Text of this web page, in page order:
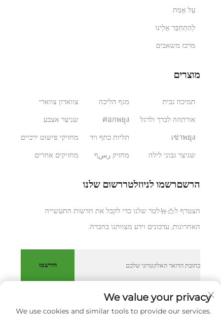
עַל אָמַת
לְהִתְחַבֵּר אֵלֵינוּ
מרכז משאבים
מוצרים
תמיכה גבית
אורתוזה לברך ולרגל
เข่าพยุง
שניצר גבוני לילה
מגף הליכה
ศอกพยุง
תליות כתף ויד
מחזיק رسף
צווארון צווארי
שניצר אצבע
מחזיקי פישוט ירכיים
מחזיקים אחרים
הרשםרשמו לניוזלטררשום שלנו
הצטרף ל뉴스לטר שלנו כדי לקבל את חדשות התעשייה
האחרונות, עדכונים וידע מצוותנו בחברה.
הירשמו
כל הזכויות שמורות © XIAMEN HUAKANG ORTHOPEDIC CO.,
We value your privacy
We use cookies and similar tools to provide our services.